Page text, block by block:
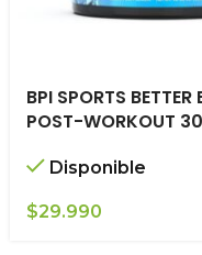
BPI SPORTS BETTER
POST-WORKOUT
Disponible
$29.990